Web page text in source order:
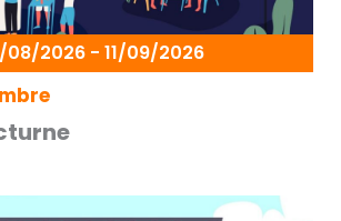
08/2026 - 11/09/2026